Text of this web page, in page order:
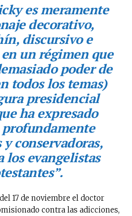
es meramente
decorativo,
discursivo e
un régimen que
poder de
todos los temas)
presidencial
ha expresado
conservadoras,
los evangelistas
.
17 de noviembre el doctor
contra las adicciones,